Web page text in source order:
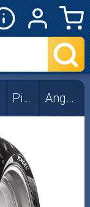
Pirelli Angel ST